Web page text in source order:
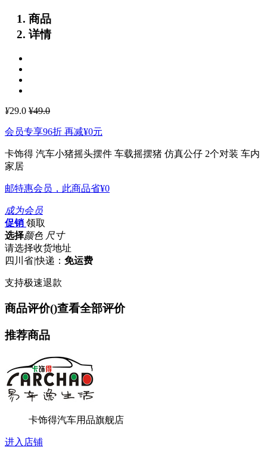
商品
详情
¥29.0 ¥49.0
会员专享96折 再减¥0元
卡饰得 汽车小猪摇头摆件 车载摇摆猪 仿真公仔 2个对装 车内
家居
邮特惠会员，此商品省¥0
成为会员
促销 领取
选择颜色 尺寸
请选择收货地址
四川省|快递： 免运费
支持极速退款
商品评价()查看全部评价
推荐商品
卡饰得汽车用品旗舰店
进入店铺